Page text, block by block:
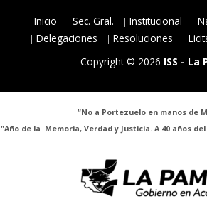
Inicio Sec. Gral. Institucional
Delegaciones
Resoluciones
Copyright © 2026 ISS - La
“No a Portezuelo en manos de
"Año de la Memoria, Verdad y Justicia. A 40 años